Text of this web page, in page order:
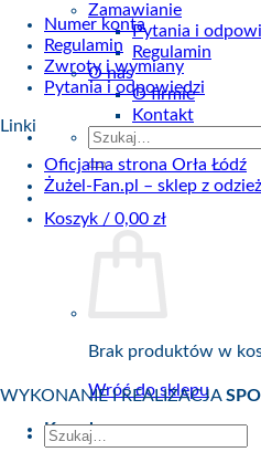
Zamawianie
Pytania i
Regulamin
O nas
O firmie
Kontakt
Szukaj:
Koszyk / 0,00 zł
Brak produktów w
Wróć do sklepu
Koszyk
Numer konta
Regulamin
Zwroty i wymiany
Pytania i odpowiedzi
Linki
Oficjalna strona Orła Łódź
Żużel-Fan.pl – sklep z
WYKONANIE I REALIZACJA
Szukaj: